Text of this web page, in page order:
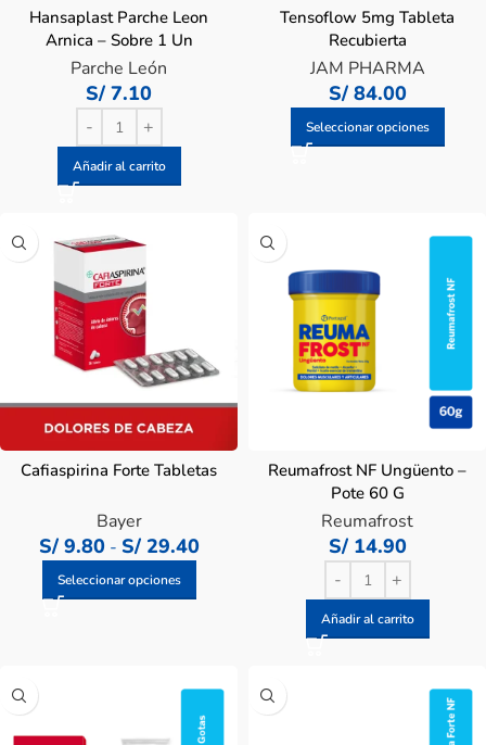
Hansaplast Parche Leon
Arnica – Sobre 1 Un
Parche León
S/ 7.10
Añadir al carrito
Tensoflow 5mg Tableta
Recubierta
JAM PHARMA
S/84.00
Seleccionar opciones
Cafiaspirina Forte Tabletas
Bayer
S/9.80 - S/29.40
Seleccionar opciones
Reumafrost NF Ungüento –
Pote 60 G
Reumafrost
S/14.90
Añadir al carrito